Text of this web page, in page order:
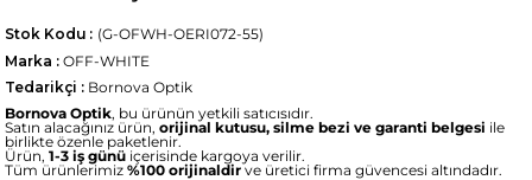
(G-OFWH-OERI072-55)
Stok Kodu
Marka : OFF-WHITE
Tedarikçi : Bornova Optik
Bornova Optik, bu ürünün yetkili satıcısıdır.
Satın alacağınız ürün,orijinal kutusu, silme bezi ve garanti belgesi ile
birlikte özenle paketlenir.
Ürün,1-3 iş günü içerisinde kargoya verilir.
Tüm ürünlerimiz%100 orijinaldirve üretici firma güvencesi altındadır.